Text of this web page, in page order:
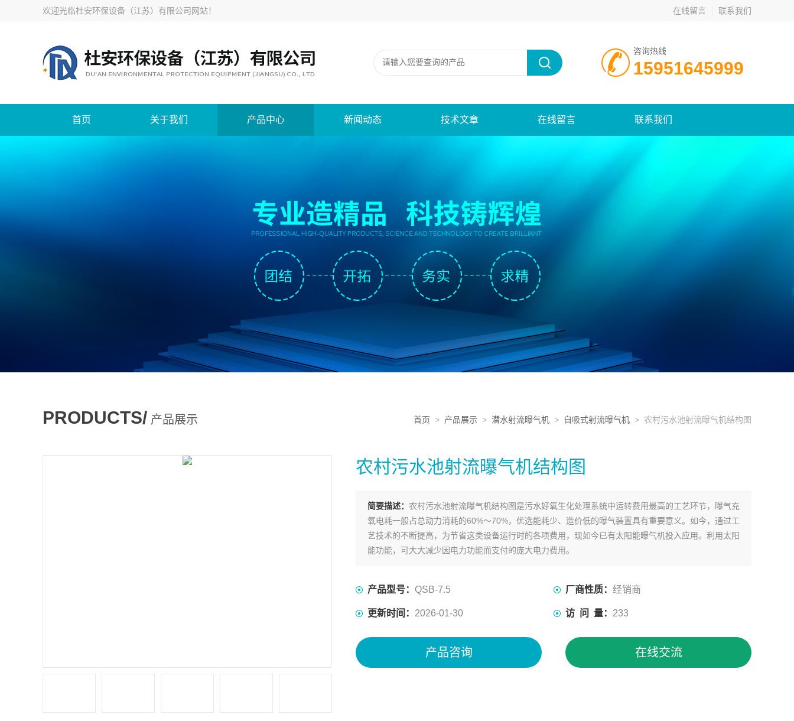
欢迎光临杜安环保设备（江苏）有限公司网站！ 在线留言 联系我们
咨询热线
15951645999
首页 关于我们 产品中心 新闻动态 技术文章 在线留言 联系我们
PRODUCTS/ 产品展示 首页 > 产品展示 > 潜水射流曝气机 > 自吸式射流曝气机 > 农村污水池射流曝气机结构图
农村污水池射流曝气机结构图
简要描述： 农村污水池射流曝气机结构图是污水好氧生化处理系统中运转费用最高的工艺环节，曝气充
氧电耗一般占总动力消耗的60%～70%，优选能耗少、造价低的曝气装置具有重要意义。如今，通过工
艺技术的不断提高，为节省这类设备运行时的各项费用，现如今已有太阳能曝气机投入应用。利用太阳
能功能，可大大减少因电力功能而支付的庞大电力费用。
产品型号： QSB-7.5 厂商性质： 经销商
更新时间： 2026-01-30 访 问 量： 233
产品咨询 在线交流